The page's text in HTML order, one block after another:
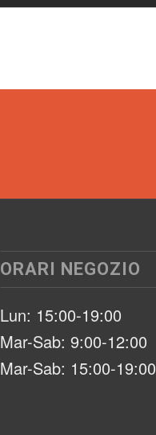
ORARI NEGOZIO
Lun: 15:00-19:00
Mar-Sab: 9:00-12:00
Mar-Sab: 15:00-19:00